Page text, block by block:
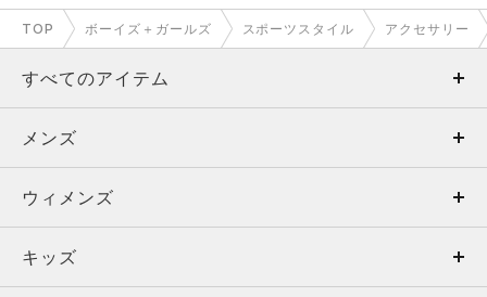
TOP ボーイズ＋ガールズ スポーツスタイル アクセサリー
すべてのアイテム
メンズ
ウィメンズ
キッズ
メンズ
トップス
ボトムス
ウィメンズ
トップス
キッズ